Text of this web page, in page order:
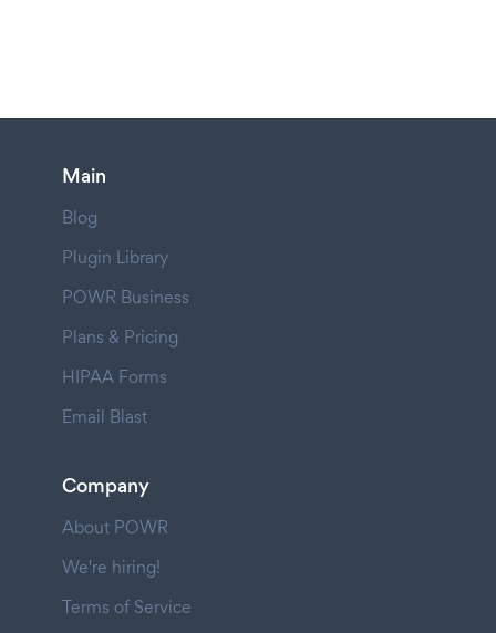
Main
Blog
Plugin Library
POWR Business
Plans & Pricing
HIPAA Forms
Email Blast
Company
About POWR
We're hiring!
Terms of Service